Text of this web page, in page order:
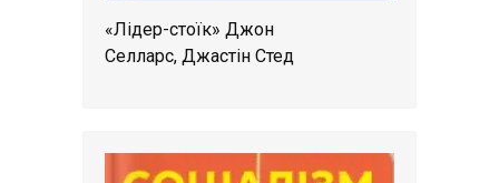
«Лідер-стоїк» Джон
Селларс, Джастін Стед